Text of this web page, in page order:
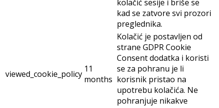
kolačić sesije i briše se
kad se zatvore svi prozori
preglednika.
viewed_cookie_policy 11
months
Kolačić je postavljen od
strane GDPR Cookie
Consent dodatka i koristi
se za pohranu je li
korisnik pristao na
upotrebu kolačića. Ne
pohranjuje nikakve